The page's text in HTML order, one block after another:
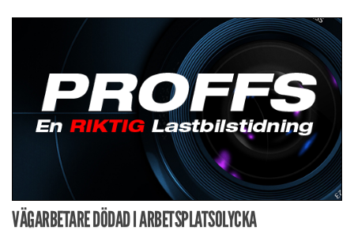
VÄGARBETARE DÖDAD I ARBETSPLATSOLYCKA